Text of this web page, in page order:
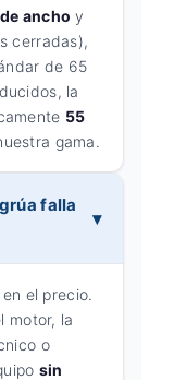
ancho y
cerradas),
de 65
la
55
gama.
falla
el precio.
motor, la
o
sin